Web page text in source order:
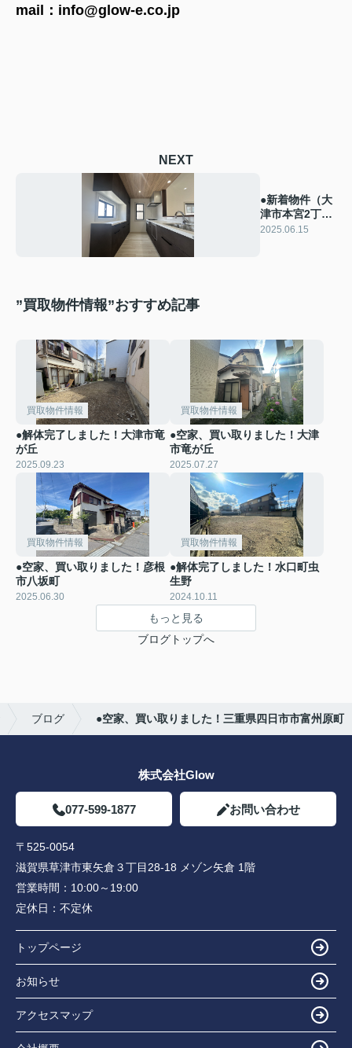
mail：info@glow-e.co.jp
NEXT
●新着物件（大
津市本宮2丁
目 リフォー
2025.06.15
”買取物件情報”おすすめ記事
買取物件情報
●解体完了しました！大津市竜
が丘
2025.09.23
買取物件情報
●空家、買い取りました！大津
市竜が丘
2025.07.27
買取物件情報
●空家、買い取りました！彦根
市八坂町
2025.06.30
買取物件情報
●解体完了しました！水口町虫
生野
2024.10.11
もっと見る
ブログトップへ
ブログ ●空家、買い取りました！三重県四日市市富州原町
株式会社Glow
077-599-1877 お問い合わせ
〒525-0054
滋賀県草津市東矢倉３丁目28-18 メゾン矢倉 1階
営業時間： 10:00～19:00
定休日： 不定休
トップページ
お知らせ
アクセスマップ